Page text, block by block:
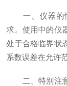
一、仪器的性
求。使用中的仪
处于合格临界状
系数误差在允许
二、特别注意